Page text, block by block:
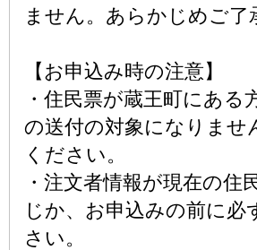
ません。あらかじめご了
【お申込み時の注意】
・住民票が蔵王町にある
の送付の対象になりませ
ください。
・注文者情報が現在の住
じか、お申込みの前に必
さい。